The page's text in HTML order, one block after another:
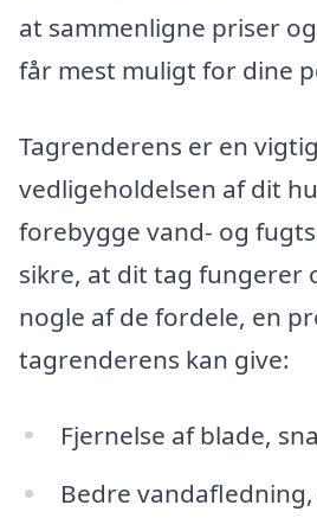
at sammenligne priser
får mest muligt for dine
Tagrenderens er en
vedligeholdelsen af dit
forebygge vand- og
sikre, at dit tag fungerer
nogle af de fordele, en
tagrenderens kan give:
Fjernelse af blade,
Bedre